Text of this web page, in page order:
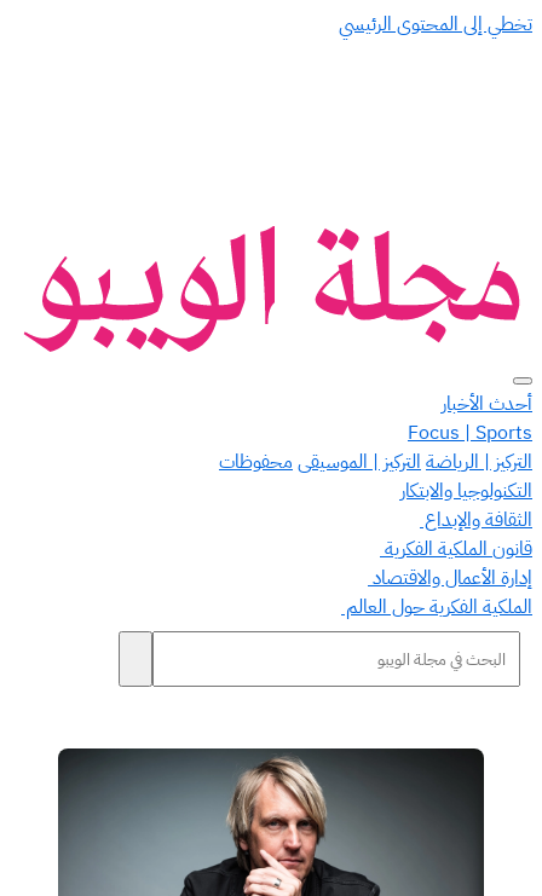
تخطي إلى المحتوى الرئيسي
أحدث الأخبار
Focus | Sports
التركيز | الرياضة التركيز | الموسيقى محفوظات
التكنولوجيا والابتكار
الثقافة والإبداع
قانون الملكية الفكرية
إدارة الأعمال والاقتصاد
الملكية الفكرية حول العالم